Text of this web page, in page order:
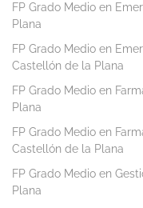
FP Grado Medio en
Plana
FP Grado Medio en
Castellón de la Plana
FP Grado Medio en
Plana
FP Grado Medio en
Castellón de la Plana
FP Grado Medio en
Plana